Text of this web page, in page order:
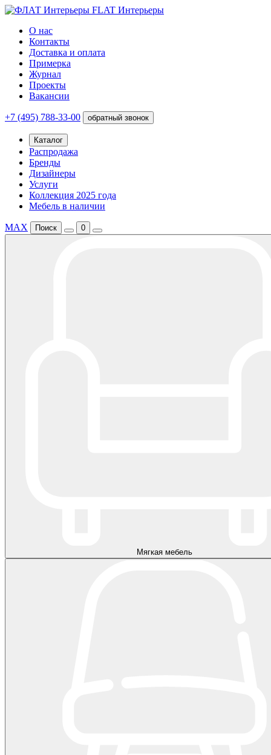
FLAT Интерьеры
О нас
Контакты
Доставка и оплата
Примерка
Журнал
Проекты
Вакансии
+7 (495) 788-33-00 обратный звонок
Каталог
Распродажа
Бренды
Дизайнеры
Услуги
Коллекция 2025 года
Мебель в наличии
MAX Поиск 0
Мягкая мебель